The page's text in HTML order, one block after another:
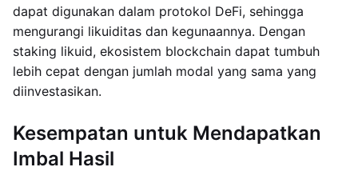
dapat digunakan dalam protokol DeFi, sehingga
mengurangi likuiditas dan kegunaannya. Dengan
staking likuid, ekosistem blockchain dapat tumbuh
lebih cepat dengan jumlah modal yang sama yang
diinvestasikan.
Kesempatan untuk Mendapatkan
Imbal Hasil